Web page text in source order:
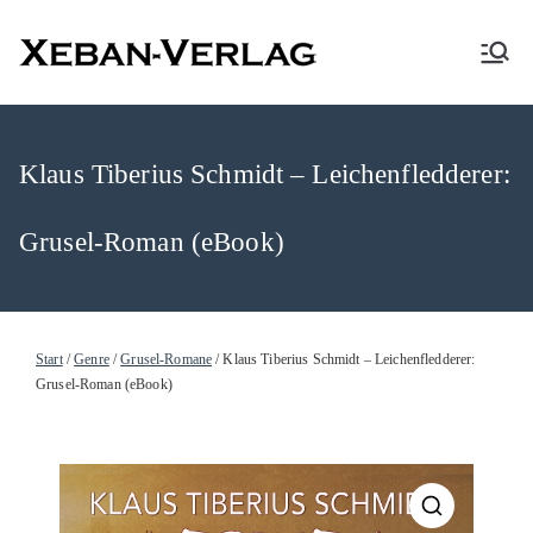
XEBAN-Verlag
Klaus Tiberius Schmidt – Leichenfledderer:
Grusel-Roman (eBook)
Start/Genre/Grusel-Romane / Klaus Tiberius Schmidt – Leichenfledderer:
Grusel-Roman (eBook)